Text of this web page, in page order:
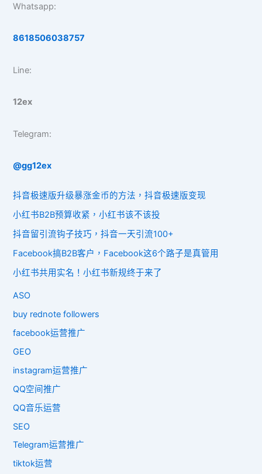
Whatsapp:
8618506038757
Line:
12ex
Telegram:
@gg12ex
抖音极速版升级暴涨金币的方法，抖音极速版变现
小红书B2B预算收紧，小红书该不该投
抖音留引流钩子技巧，抖音一天引流100+
Facebook搞B2B客户，Facebook这6个路子是真管用
小红书共用实名！小红书新规终于来了
ASO
buy rednote followers
facebook运营推广
GEO
instagram运营推广
QQ空间推广
QQ音乐运营
SEO
Telegram运营推广
tiktok运营